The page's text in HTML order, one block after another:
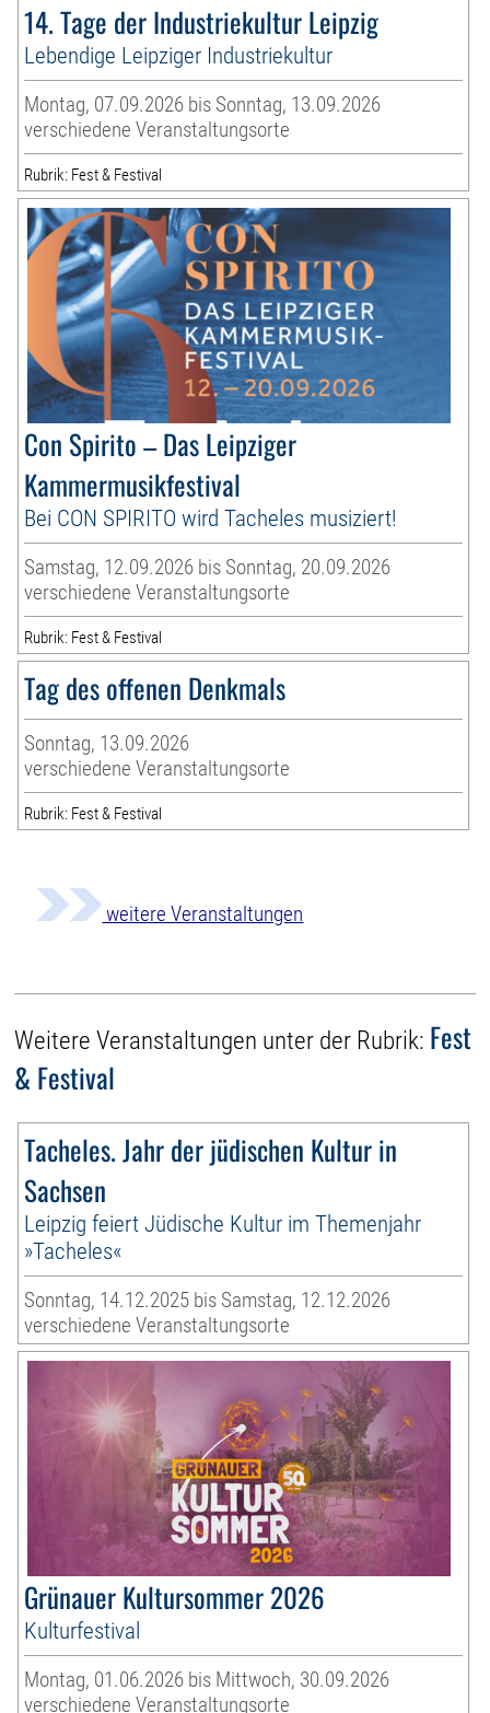
14. Tage der Industriekultur Leipzig
Lebendige Leipziger Industriekultur
Montag, 07.09.2026 bis Sonntag, 13.09.2026
verschiedene Veranstaltungsorte
Rubrik: Fest & Festival
Con Spirito – Das Leipziger
Kammermusikfestival
Bei CON SPIRITO wird Tacheles musiziert!
Samstag, 12.09.2026 bis Sonntag, 20.09.2026
verschiedene Veranstaltungsorte
Rubrik: Fest & Festival
Tag des offenen Denkmals
Sonntag, 13.09.2026
verschiedene Veranstaltungsorte
Rubrik: Fest & Festival
weitere Veranstaltungen
Weitere Veranstaltungen unter der Rubrik: Fest
& Festival
Tacheles. Jahr der jüdischen Kultur in
Sachsen
Leipzig feiert Jüdische Kultur im Themenjahr
»Tacheles«
Sonntag, 14.12.2025 bis Samstag, 12.12.2026
verschiedene Veranstaltungsorte
Grünauer Kultursommer 2026
Kulturfestival
Montag, 01.06.2026 bis Mittwoch, 30.09.2026
verschiedene Veranstaltungsorte